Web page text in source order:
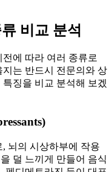
비교 분석
에 따라 여러 종류로
는 반드시 전문의와 상
징을 비교 분석해 보겠
뇌의 시상하부에 작용
덜 느끼게 만들어 음식